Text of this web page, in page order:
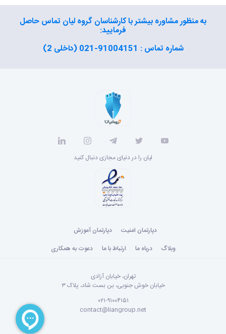
به منظور مشاوره بیشتر با کارشناسان گروه لیان تماس حاصل
فرمایید:
شماره تماس : 91004151-021 (داخلی 2)
دپارتمان امنیت دپارتمان آموزش
لیان را در دنیای مجازی دنبال کنید
وبلاگ درباه ما ارتباط با ما دعوت به همکاری
تهران، خیابان آزادی
خیابان خوش جنوبی، بن بست شاد، پلاک ۳
۰۲۱-۹۱۰۰۴۱۵۱
contact@liangroup.net